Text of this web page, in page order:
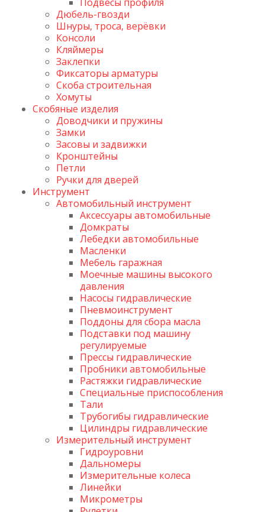
Дюбель-гвозди
Шнуры, троса, верёвки
Консоли
Кляймеры
Заклепки
Фиксаторы арматуры
Скоба строительная
Хомуты
Скобяные изделия
Доводчики и пружины
Замки
Засовы и задвижки
Кронштейны
Петли
Ручки для дверей
Инструмент
Автомобильный инструмент
Аксессуары автомобильные
Домкраты
Лебедки автомобильные
Масленки
Мебель гаражная
Моечные машины высокого
давления
Насосы гидравлические
Пневмоинструмент
Поддоны для сбора масла
Подставки под машину
регулируемые
Прессы гидравлические
Пробники автомобильные
Растяжки гидравлические
Специальные приспособления
Тали
Трубогибы гидравлические
Цилиндры гидравлические
Измерительный инструмент
Гидроуровни
Дальномеры
Измерительные колеса
Линейки
Микрометры